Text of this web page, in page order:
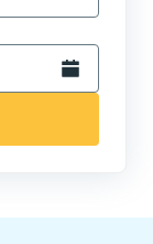
diagonal
Abra el